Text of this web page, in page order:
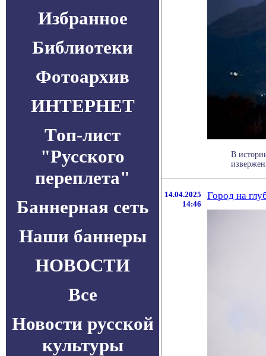
Избранное
Библиотеки
Фотоархив
ИНТЕРНЕТ
Топ-лист
"Русского
переплета"
Баннерная сеть
Наши баннеры
НОВОСТИ
Все
Новости русской
культуры
В
14.04.2025
14:46
Город на